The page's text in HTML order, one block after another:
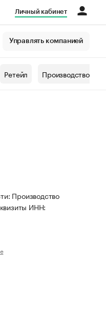
Личный кабинет
Управлять компанией
Ретейл Производство
Производство
ИНН: